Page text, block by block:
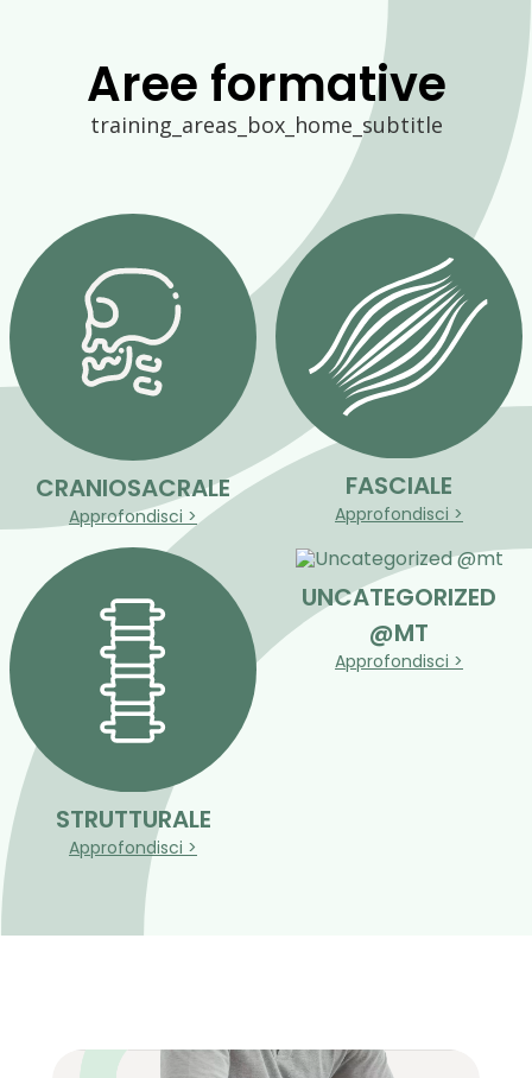
Aree formative
training_areas_box_home_subtitle
CRANIOSACRALE
Approfondisci >
FASCIALE
Approfondisci >
STRUTTURALE
Approfondisci >
UNCATEGORIZED
@MT
Approfondisci >